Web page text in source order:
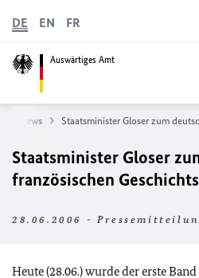
Auswärtiges Amt
DE EN FR
News Staatsminister Gloser zum
Staatsminister Gloser
französischen
28.06.2006 -
Heute (28.06.) wurde der erste